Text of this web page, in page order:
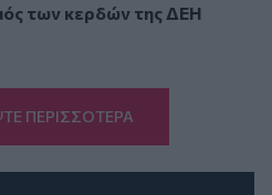
των κερδών της ΔΕΗ
ΠΕΡΙΣΣΟΤΕΡΑ